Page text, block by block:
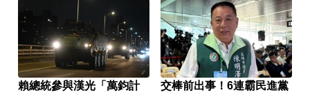
賴總統參與漢光「萬鈞計
交棒前出事！6連霸民進黨